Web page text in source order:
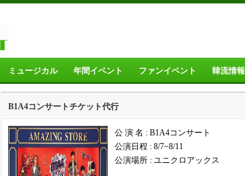
ミュージカル 年間イベント ファンイベント 韓流情報
B1A4コンサートチケット代行
公 演 名 : B1A4コンサート
公演日程 : 8/7~8/11
公演場所 : ユニクロアックス